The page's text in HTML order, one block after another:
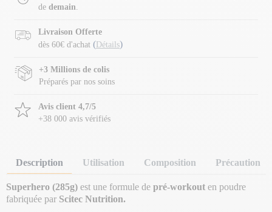
de demain.
Livraison Offerte
dès 60€ d'achat ( Détails)
+3 Millions de colis
Préparés par nos soins
Avis client 4,7/5
+38 000 avis vérifiés
Description Utilisation Composition Précaution
Superhero (285g) est une formule de pré-workout en poudre
fabriquée par Scitec Nutrition.